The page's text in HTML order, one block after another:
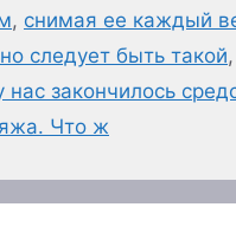
, снимая ее каждый
следует быть такой,
нас закончилось
Что ж